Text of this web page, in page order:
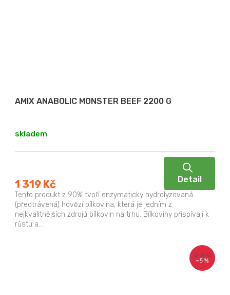
AMIX ANABOLIC MONSTER BEEF 2200 G
skladem
1 319 Kč Detail
Tento produkt z 90% tvoří enzymaticky hydrolyzovaná
(předtrávená) hovězí bílkovina, která je jedním z
nejkvalitnějších zdrojů bílkovin na trhu. Bílkoviny přispívají k
růstu a...
2 090
Kč
–5 %